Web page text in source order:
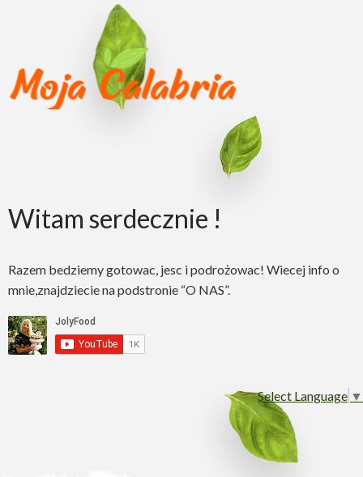
Witam serdecznie !
Razem bedziemy gotowac, jesc i podrożowac! Wiecej info o
mnie,znajdziecie na podstronie “O NAS”.
Select Language ▼